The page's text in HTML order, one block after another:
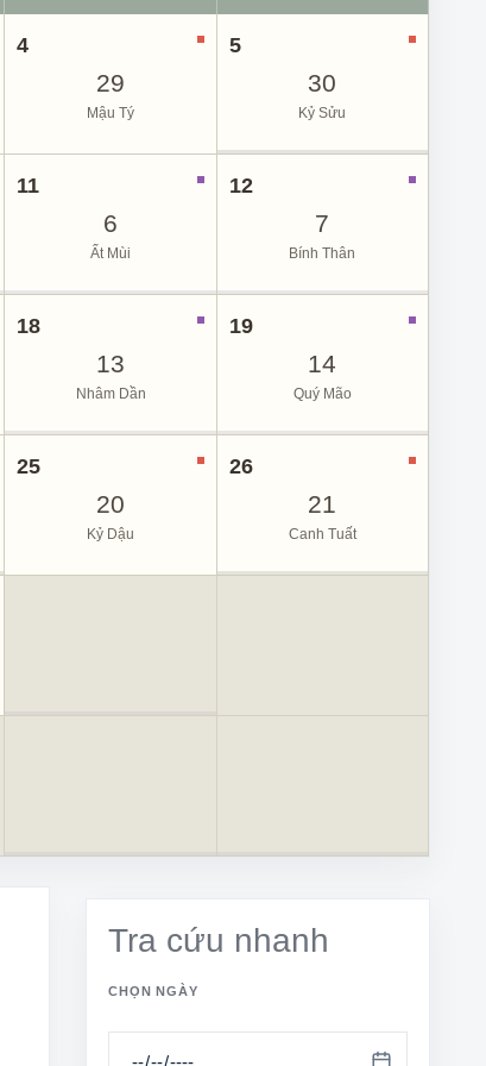
4
29
Mậu Tý
5
30
Kỷ Sửu
11
6
Ất Mùi
12
7
Bính Thân
18
13
Nhâm Dần
19
14
Quý Mão
25
20
Kỷ Dậu
26
21
Canh Tuất
Tra cứu nhanh
CHỌN NGÀY